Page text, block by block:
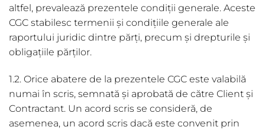
altfel, prevalează prezentele condiții generale. Aceste
CGC stabilesc termenii și condițiile generale ale
raportului juridic dintre părți, precum și drepturile și
obligațiile părților.
1.2. Orice abatere de la prezentele CGC este valabilă
numai în scris, semnată și aprobată de către Client și
Contractant. Un acord scris se consideră, de
asemenea, un acord scris dacă este convenit prin